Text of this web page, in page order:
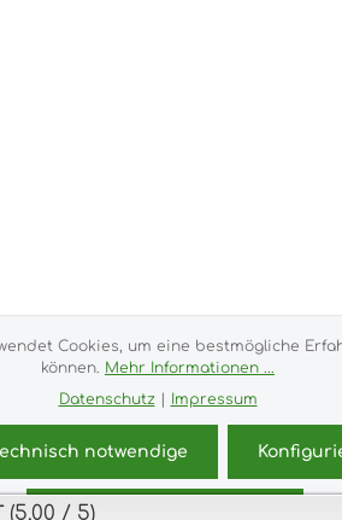
Cookies, um eine bestmögliche
können. Mehr Informationen ...
Datenschutz
Impressum
notwendige
Alle Cookies akzeptieren
(5.00 / 5)